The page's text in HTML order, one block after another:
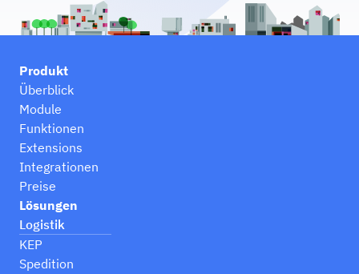
Produkt
Überblick
Module
Funktionen
Extensions
Integrationen
Preise
Lösungen
Logistik
KEP
Spedition